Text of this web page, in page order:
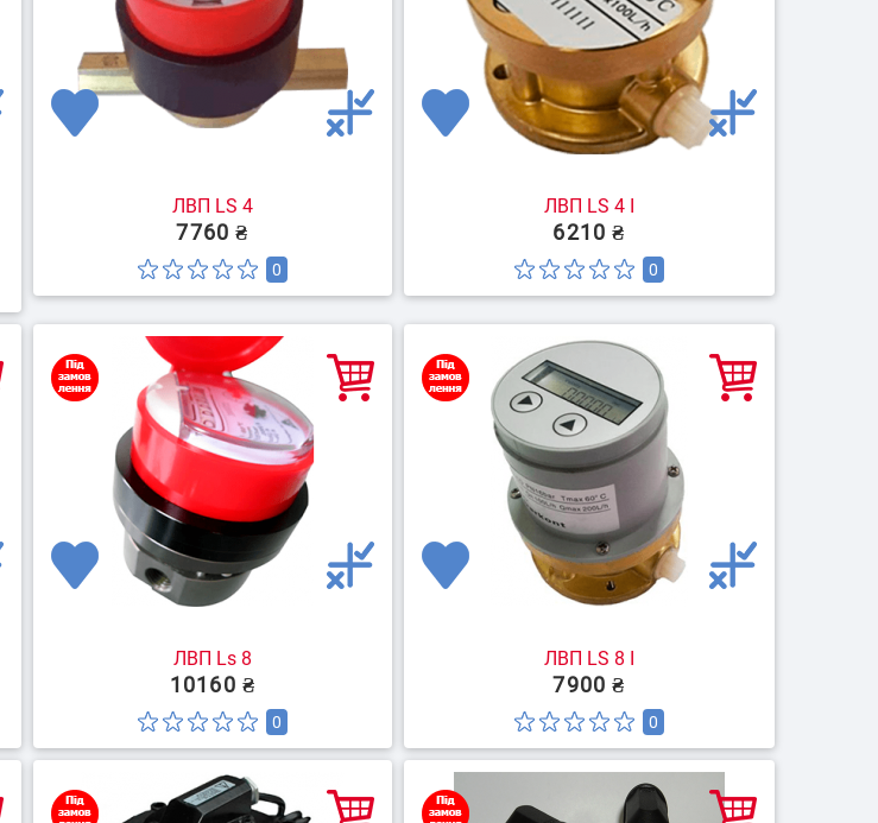
ЛВП LS 4
7760 ₴
0
ЛВП LS 4 I
6210 ₴
0
ЛВП Ls 8
10160 ₴
0
ЛВП LS 8 I
7900 ₴
0